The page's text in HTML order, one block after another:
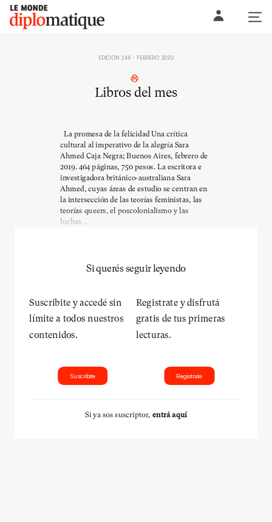
Skip
content
Le monde diplomatique
EDICIÓN 248 - FEBRERO 2020
Libros del mes
La promesa de la felicidad Una crítica
cultural al imperativo de la alegría Sara
Ahmed Caja Negra; Buenos Aires, febrero de
2019. 464 páginas, 750 pesos. La escritora e
investigadora británico-australiana Sara
Ahmed, cuyas áreas de estudio se centran en
la intersección de las teorías feministas, las
teorías queers, el poscolonialismo y las
luchas...
Si querés seguir leyendo
Suscribite y accedé sin
límite a todos nuestros
contenidos.
Suscribite
Registrate y disfrutá
gratis de tus primeras
lecturas.
Registrate
Si ya sos suscriptor, entrá aquí